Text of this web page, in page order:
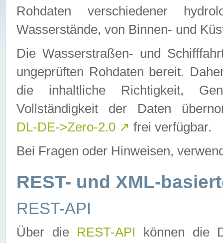
Rohdaten verschiedener
Wasserstände, von Binnen- und
Die Wasserstraßen- und
ungeprüften Rohdaten bereit.
die inhaltliche Richtigkeit,
Vollständigkeit der Daten
DL-DE->Zero-2.0 ↗ frei verfügbar.
Bei Fragen oder Hinweisen,
REST- und XML-
REST-API
Über die REST-API können die